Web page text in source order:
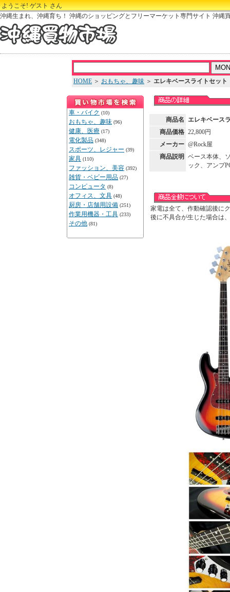
ようこそ! ゲスト さん
沖縄生まれ、沖縄育ち！ 沖縄のショッピングとフリーマーケット専門サイト 沖縄
HOME ＞ おもちゃ、趣味 ＞ エレキベースライトセット
車・バイク (10)
おもちゃ、趣味 (96)
健康、医療 (17)
電化製品 (348)
スポーツ、レジャー (39)
家具 (110)
ファッション、美容 (392)
雑貨・ベビー用品 (27)
コンピュータ (8)
オフィス、文具 (48)
厨房・店舗用設備 (251)
作業用機器・工具 (233)
その他 (81)
商品名
エレキベース
商品価格 22,800円
メーカー @Rock屋
商品説明
ベース本体、
ック、アンプ
家電は全て、作動確認後に
後に不具合が生じた場合は